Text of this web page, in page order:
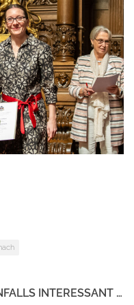
INTERESSANT …